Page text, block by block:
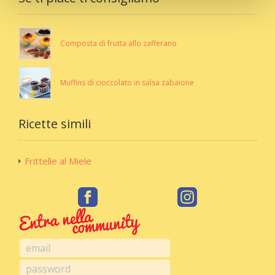
Composta di frutta allo zafferano
Muffins di cioccolato in salsa zabaione
Ricette simili
Frittelle al Miele